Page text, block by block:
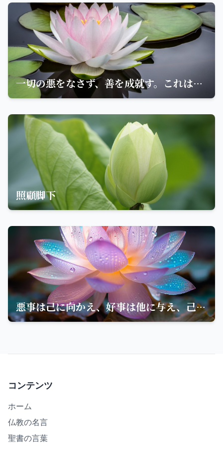
一切の悪をなさず、善を成就す。これは、覚者たちの教えである
照顧脚下
悪事は己に向かえ、好事は他に与え、己を忘れて他を利するは慈悲の極みなり
コンテンツ
ホーム
仏教の名言
聖書の言葉